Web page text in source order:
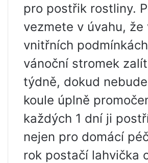
pro postřik rostliny.
vezmete v úvahu, že
vnitřních
vánoční stromek
týdně, dokud
koule úplně
každých 1 dní ji
nejen pro domácí
rok postačí lahvička